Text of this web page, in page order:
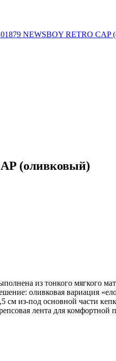
NEWSBOY RETRO CAP
(оливковый)
из тонкого мягкого
оливковая вариация
см из-под основной части
лента для комфортной